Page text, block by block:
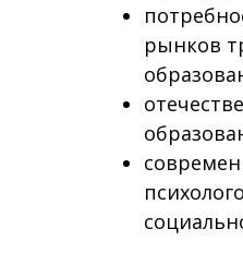
рынков